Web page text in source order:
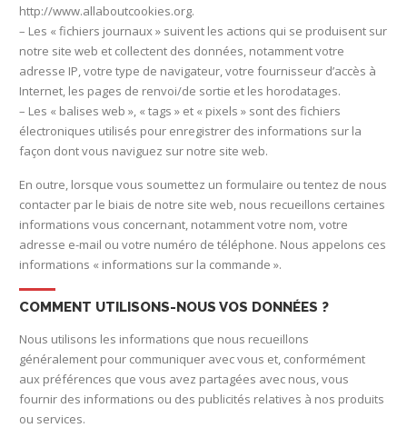
http://www.allaboutcookies.org.
– Les « fichiers journaux » suivent les actions qui se produisent sur
notre site web et collectent des données, notamment votre
adresse IP, votre type de navigateur, votre fournisseur d’accès à
Internet, les pages de renvoi/de sortie et les horodatages.
– Les « balises web », « tags » et « pixels » sont des fichiers
électroniques utilisés pour enregistrer des informations sur la
façon dont vous naviguez sur notre site web.
En outre, lorsque vous soumettez un formulaire ou tentez de nous
contacter par le biais de notre site web, nous recueillons certaines
informations vous concernant, notamment votre nom, votre
adresse e-mail ou votre numéro de téléphone. Nous appelons ces
informations « informations sur la commande ».
COMMENT UTILISONS-NOUS VOS DONNÉES ?
Nous utilisons les informations que nous recueillons
généralement pour communiquer avec vous et, conformément
aux préférences que vous avez partagées avec nous, vous
fournir des informations ou des publicités relatives à nos produits
ou services.